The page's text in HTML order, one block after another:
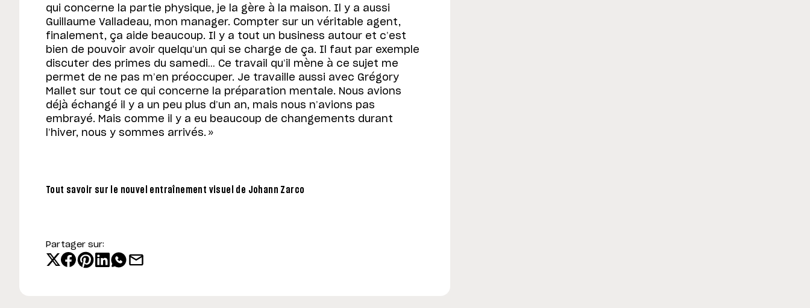
qui concerne la partie physique, je la gère à la maison. Il y a aussi
Guillaume Valladeau, mon manager. Compter sur un véritable agent,
finalement, ça aide beaucoup. Il y a tout un business autour et c’est
bien de pouvoir avoir quelqu’un qui se charge de ça. Il faut par exemple
discuter des primes du samedi… Ce travail qu’il mène à ce sujet me
permet de ne pas m’en préoccuper. Je travaille aussi avec Grégory
Mallet sur tout ce qui concerne la préparation mentale. Nous avions
déjà échangé il y a un peu plus d’un an, mais nous n’avions pas
embrayé. Mais comme il y a eu beaucoup de changements durant
l’hiver, nous y sommes arrivés. »
Tout savoir sur le nouvel entraînement visuel de Johann Zarco
Partager sur: